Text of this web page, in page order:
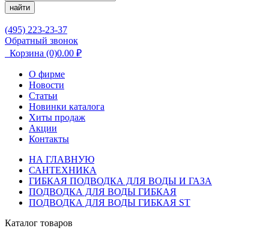
найти
(495) 223-23-37
Обратный звонок
Корзина (0)0.00 ₽
О фирме
Новости
Статьи
Новинки каталога
Хиты продаж
Акции
Контакты
НА ГЛАВНУЮ
САНТЕХНИКА
ГИБКАЯ ПОДВОДКА ДЛЯ ВОДЫ И ГАЗА
ПОДВОДКА ДЛЯ ВОДЫ ГИБКАЯ
ПОДВОДКА ДЛЯ ВОДЫ ГИБКАЯ ST
Каталог товаров